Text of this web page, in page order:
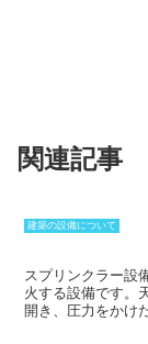
関連記事
建築の設備について
スプリンクラー設
火する設備です。
開き、圧力をかけ